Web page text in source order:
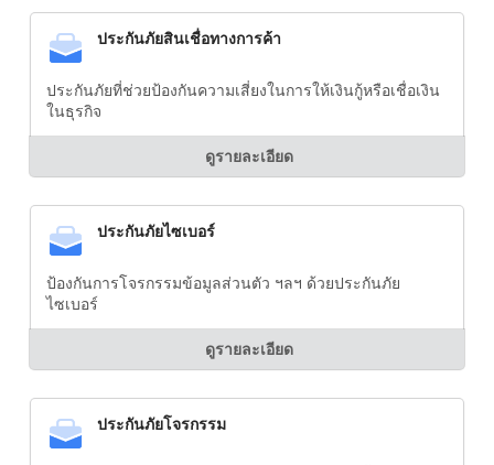
ประกันภัยสินเชื่อทางการค้า
ประกันภัยที่ช่วยป้องกันความเสี่ยงในการให้เงินกู้หรือเชื่อเงิน
ในธุรกิจ
ดูรายละเอียด
ประกันภัยไซเบอร์
ป้องกันการโจรกรรมข้อมูลส่วนตัว ฯลฯ ด้วยประกันภัย
ไซเบอร์
ดูรายละเอียด
ประกันภัยโจรกรรม